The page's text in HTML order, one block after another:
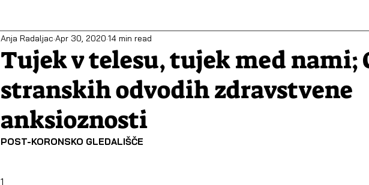
Tujek v telesu, tujek med nami;
stranskih odvodih zdravstvene
anksioznosti
Anja Radaljac Apr 30, 2020 14 min read
POST-KORONSKO GLEDALIŠČE
1